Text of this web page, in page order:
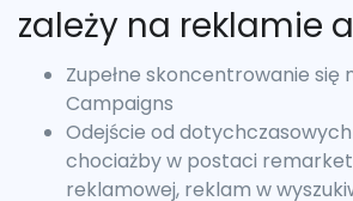
zależy na reklamie
Zupełne skoncentrowanie się
Campaigns
Odejście od
chociażby w postaci
reklamowej, reklam w